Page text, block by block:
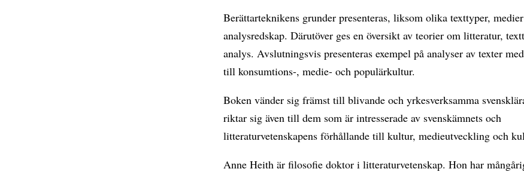
Berättarteknikens grunder presenteras, liksom olika texttyper,
analysredskap. Därutöver ges en översikt av teorier om litteratur,
analys. Avslutningsvis presenteras exempel på analyser av texter
till konsumtions-, medie- och populärkultur.
Boken vänder sig främst till blivande och yrkesverksamma
riktar sig även till dem som är intresserade av svenskämnets och
litteraturvetenskapens förhållande till kultur, medieutveckling och
Anne Heith är filosofie doktor i litteraturvetenskap. Hon har